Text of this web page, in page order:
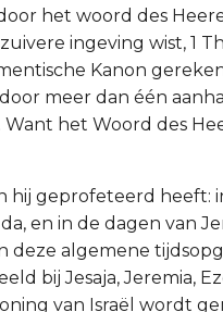
het woord des
ingeving wist, 1
Kanon
meer dan één
Want het Woord des
hij geprofeteerd heeft:
en in de dagen van
deze algemene
bij Jesaja, Jeremia,
van Israël wordt